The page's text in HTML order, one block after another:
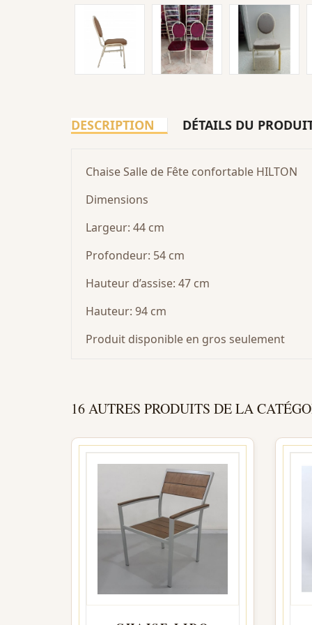
DESCRIPTION DÉTAILS DU
Chaise Salle de Fête confortable HILTON
Dimensions
Largeur: 44 cm
Profondeur: 54 cm
Hauteur d’assise: 47 cm
Hauteur: 94 cm
Produit disponible en gros seulement
16 AUTRES PRODUITS DE LA